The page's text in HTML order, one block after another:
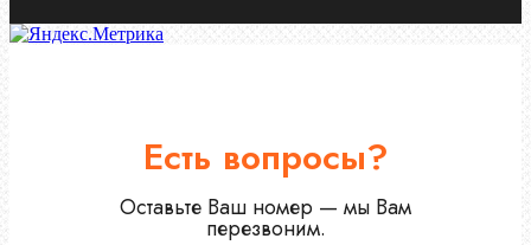
Есть вопросы?
Оставьте Ваш номер — мы Вам
перезвоним.